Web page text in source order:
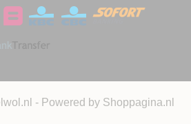
- Powered by Shoppagina.nl